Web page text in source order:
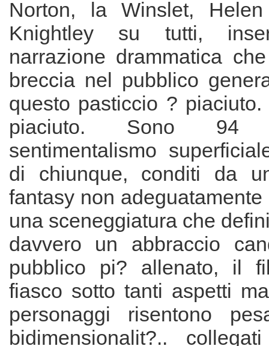
Norton, la Winslet,
Knightley su tutti,
narrazione drammatica
breccia nel pubblico
questo pasticcio ?
piaciuto. Sono
sentimentalismo
di chiunque, conditi da
fantasy non
una sceneggiatura che
davvero un abbraccio
pubblico pi? allenato, il
fiasco sotto tanti aspetti
personaggi risentono
bidimensionalit?..